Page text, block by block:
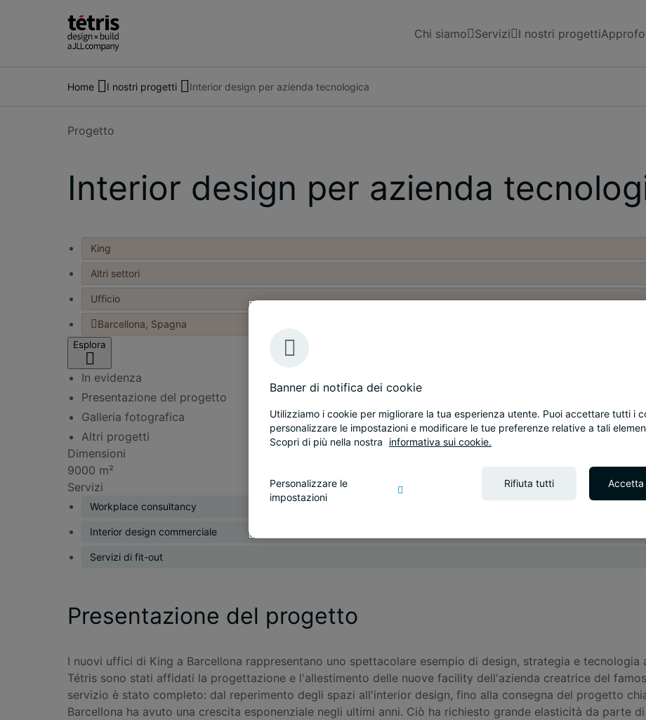
Chi siamo Servizi I nostri progetti
Home I nostri progetti Interior design per azienda tecnologica
persone,
approfondimenti
Progetto
Interior design per azienda
King
Altri settori
Ufficio
Barcellona, Spagna
Esplora
In evidenza
Presentazione del progetto
Galleria fotografica
Altri progetti
Dimensioni
9000 m²
Servizi
Workplace consultancy
Interior design commerciale
Servizi di fit-out
Presentazione del progetto
I nuovi uffici di King a Barcellona rappresentano uno spettacolare esempio di design, strategia e
Tétris sono stati affidati la progettazione e l'allestimento delle nuove facility dell'azienda creatrice del
servizio è stato completo: dal reperimento degli spazi all'interior design, fino alla consegna del progetto
Barcellona ha avuto una crescita esponenziale negli ultimi anni. Ciò ha richiesto grande elasticità da parte
Banner di notifica dei cookie
Utilizziamo i cookie per migliorare la tua esperienza utente. Puoi accettare tutti i
personalizzare le impostazioni e modificare le tue preferenze relative a tali
Scopri di più nella nostra
informativa sui cookie.
Rifiuta tutti
Personalizzare le
impostazioni